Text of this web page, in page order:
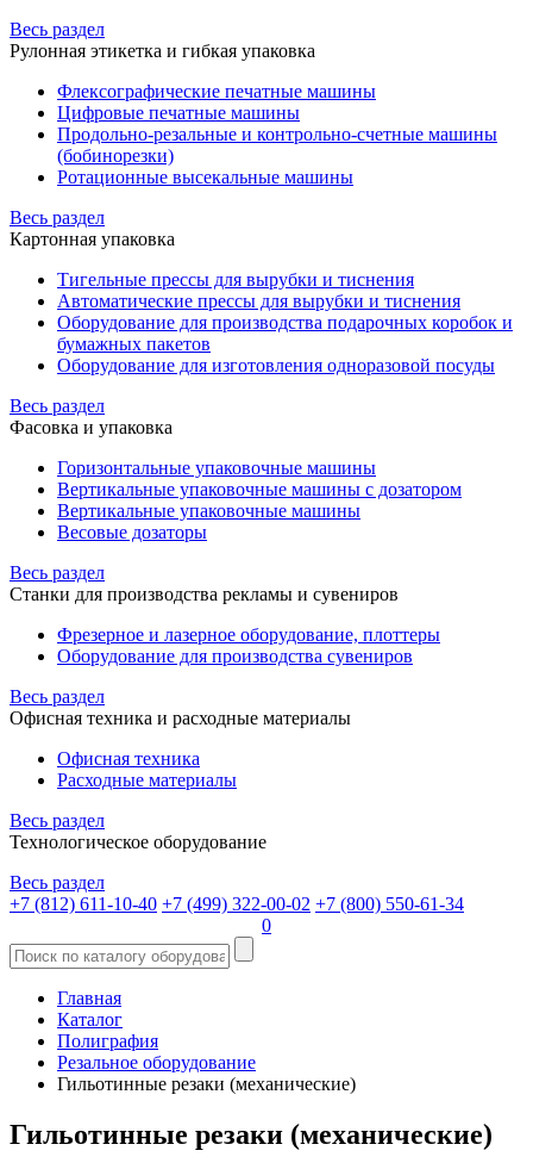
Весь раздел
Рулонная этикетка и гибкая упаковка
Флексографические печатные машины
Цифровые печатные машины
Продольно-резальные и контрольно-счетные машины
(бобинорезки)
Ротационные высекальные машины
Весь раздел
Картонная упаковка
Тигельные прессы для вырубки и тиснения
Автоматические прессы для вырубки и тиснения
Оборудование для производства подарочных коробок и
бумажных пакетов
Оборудование для изготовления одноразовой посуды
Весь раздел
Фасовка и упаковка
Горизонтальные упаковочные машины
Вертикальные упаковочные машины с дозатором
Вертикальные упаковочные машины
Весовые дозаторы
Весь раздел
Станки для производства рекламы и сувениров
Фрезерное и лазерное оборудование, плоттеры
Оборудование для производства сувениров
Весь раздел
Офисная техника и расходные материалы
Офисная техника
Расходные материалы
Весь раздел
Технологическое оборудование
Весь раздел
+7 (812) 611-10-40 +7 (499) 322-00-02 +7 (800) 550-61-34
0
Главная
Каталог
Полиграфия
Резальное оборудование
Гильотинные резаки (механические)
Гильотинные резаки (механические)